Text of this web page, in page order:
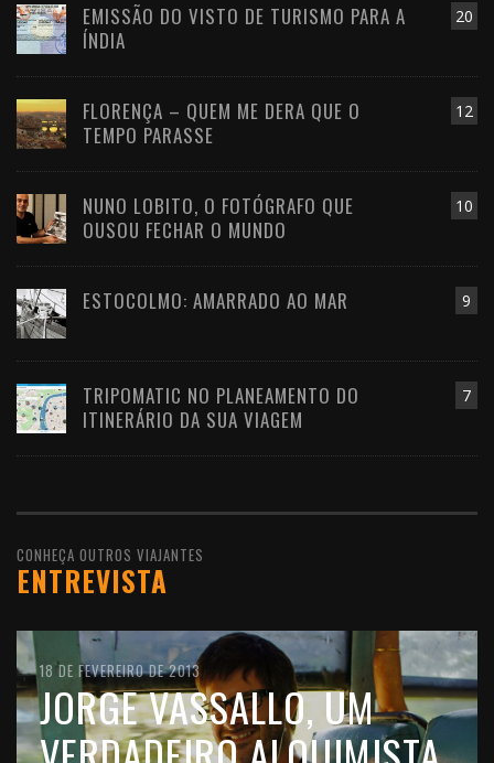
20
EMISSÃO DO VISTO DE TURISMO PARA A
ÍNDIA
12
FLORENÇA – QUEM ME DERA QUE O
TEMPO PARASSE
10
NUNO LOBITO, O FOTÓGRAFO QUE
OUSOU FECHAR O MUNDO
9
ESTOCOLMO: AMARRADO AO MAR
7
TRIPOMATIC NO PLANEAMENTO DO
ITINERÁRIO DA SUA VIAGEM
CONHEÇA OUTROS VIAJANTES
ENTREVISTA
10 DE FEVEREIRO DE 2016
JOÃO LEITÃO, UM
18 DE FEVEREIRO DE 2013
JORGE VASSALLO, UM
11 DE OUTUBRO DE 2012
FILIPE MORATO GOMES,